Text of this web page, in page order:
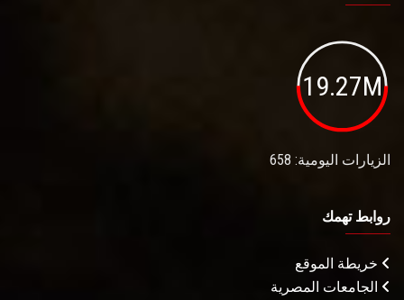
19.27M
الزيارات اليومية: 658
روابط تهمك
خريطة الموقع
الجامعات المصرية